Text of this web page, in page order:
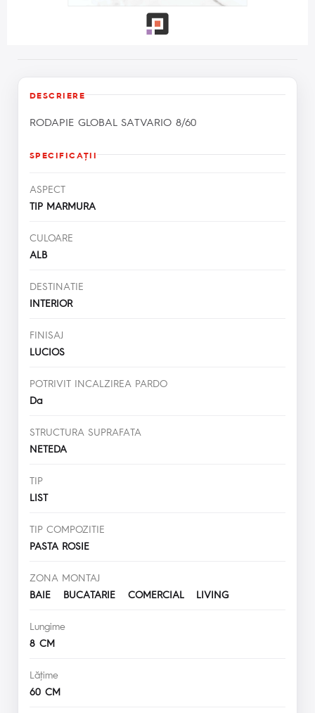
DESCRIERE
RODAPIE GLOBAL SATVARIO 8/60
SPECIFICAŢII
ASPECT
TIP MARMURA
CULOARE
ALB
DESTINATIE
INTERIOR
FINISAJ
LUCIOS
POTRIVIT INCALZIREA PARDO
Da
STRUCTURA SUPRAFATA
NETEDA
TIP
LIST
TIP COMPOZITIE
PASTA ROSIE
ZONA MONTAJ
BAIE BUCATARIE COMERCIAL LIVING
Lungime
8 CM
Lăţime
60 CM